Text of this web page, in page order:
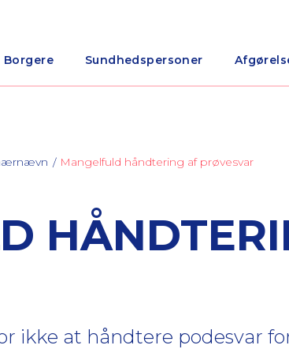
Borgere Sundhedspersoner
Mangelfuld håndtering af prøvesvar
ikke at håndtere podesvar